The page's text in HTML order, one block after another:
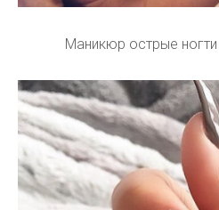
Маникюр острые